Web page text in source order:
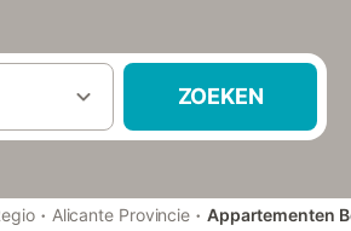
ZOEKEN
· Alicante Provincie · Appartementen